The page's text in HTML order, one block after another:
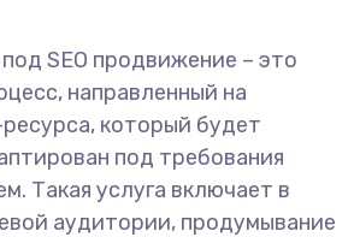
SEO продвижение – это
направленный на
который будет
под требования
Такая услуга включает в
аудитории, продумывание